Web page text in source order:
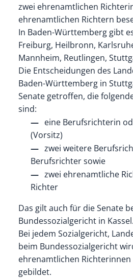
zwei ehrenamtlichen
ehrenamtlichen Richtern
In Baden-Württemberg gibt
Freiburg, Heilbronn,
Mannheim, Reutlingen,
Die Entscheidungen des
Baden-Württemberg in
Senate getroffen, die
sind:
eine Berufsrichterin
(Vorsitz)
zwei weitere
Berufsrichter sowie
zwei ehrenamtliche
Richter
Das gilt auch für die Senate
Bundessozialgericht in Kassel.
Bei jedem Sozialgericht,
beim Bundessozialgericht
ehrenamtlichen
gebildet.